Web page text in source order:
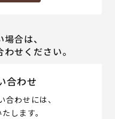
合は、
せください。
合わせ
わせには、
します。